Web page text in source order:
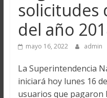
solicitudes
del año
mayo 16, 2022 admin
La Superintendencia
iniciará hoy lunes 16
usuarios que pagaron